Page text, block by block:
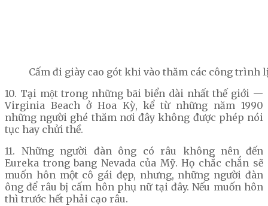
Cấm đi giày cao gót khi vào thăm các công trình
10. Tại một trong những bãi biển dài nhất thế giới —
Virginia Beach ở Hoa Kỳ, kể từ những năm 1990
những người ghé thăm nơi đây không được phép nói
tục hay chửi thề.
11. Những người đàn ông có râu không nên đến
Eureka trong bang Nevada của Mỹ. Họ chắc chắn sẽ
muốn hôn một cô gái đẹp, nhưng, những người đàn
ông để râu bị cấm hôn phụ nữ tại đây. Nếu muốn hôn
thì trước hết phải cạo râu.